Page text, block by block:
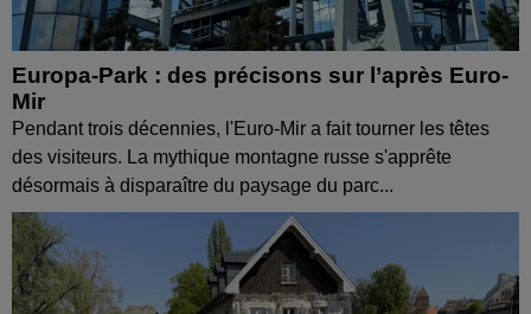
Europa-Park : des précisons sur l’après Euro-
Mir
Pendant trois décennies, l'Euro-Mir a fait tourner les têtes
des visiteurs. La mythique montagne russe s'apprête
désormais à disparaître du paysage du parc...